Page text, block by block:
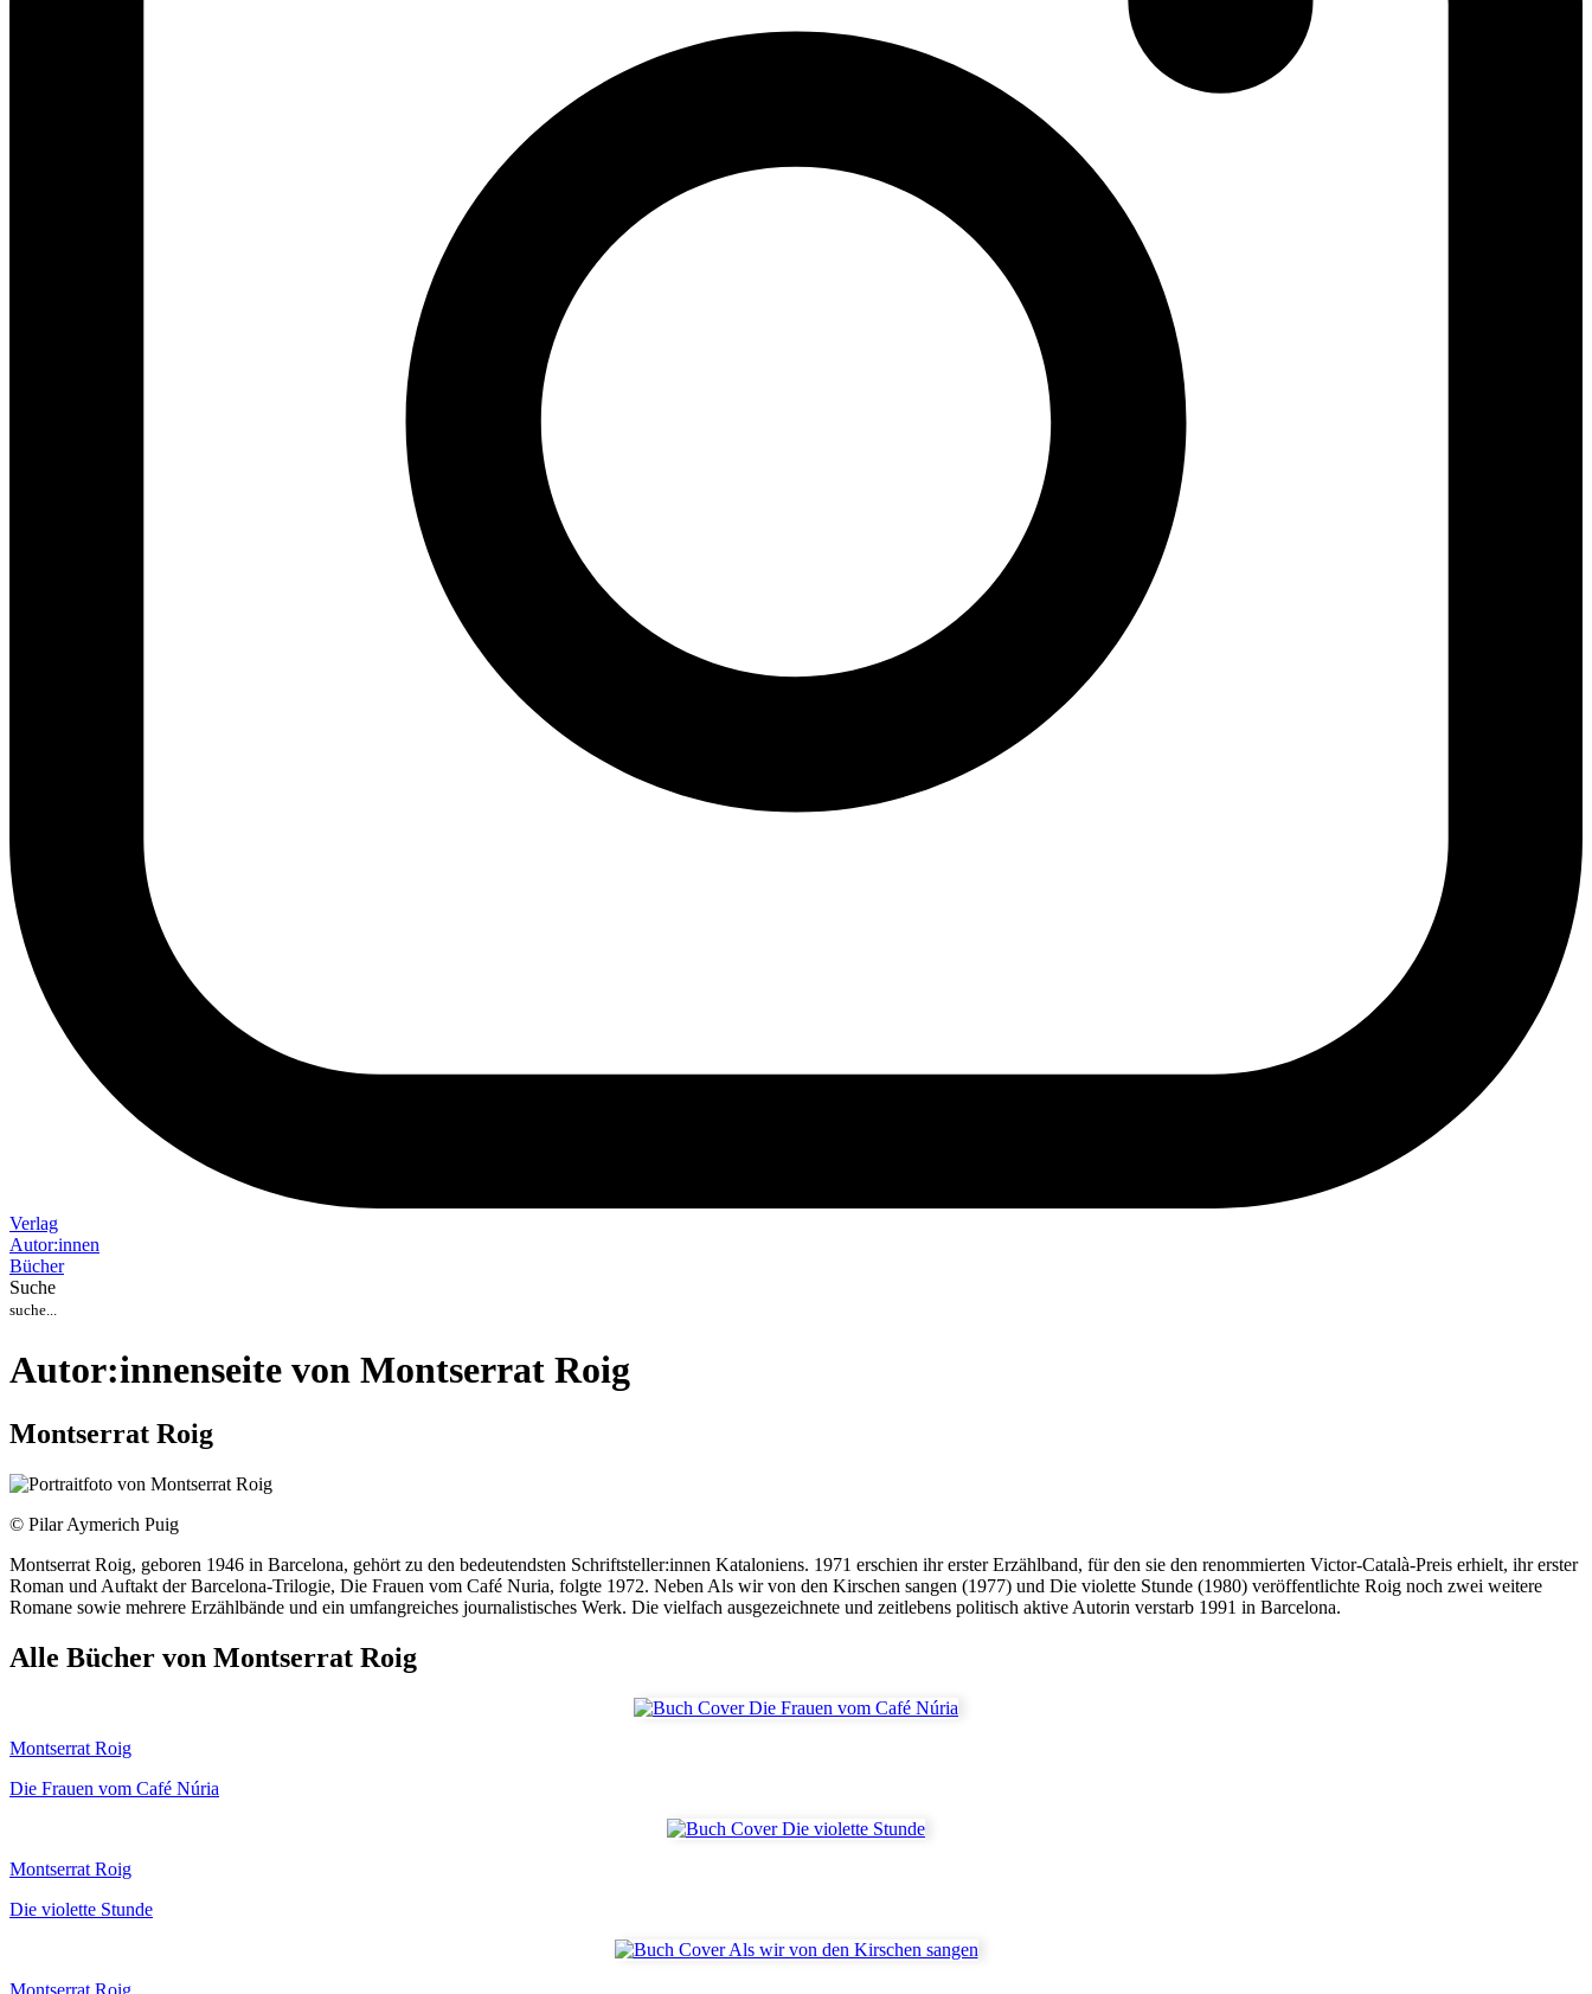
Verlag
Autor:innen
Bücher
Suche
Autor:innenseite von Montserrat Roig
Montserrat Roig
© Pilar Aymerich Puig
Montserrat Roig, geboren 1946 in Barcelona, gehört zu den bedeutendsten Schriftsteller:innen Kataloniens. 1971 erschien ihr erster Erzählband, für den sie den renommierten Victor-Català-Preis erhielt, ihr erster
Roman und Auftakt der Barcelona-Trilogie, Die Frauen vom Café Nuria, folgte 1972. Neben Als wir von den Kirschen sangen (1977) und Die violette Stunde (1980) veröffentlichte Roig noch zwei weitere
Romane sowie mehrere Erzählbände und ein umfangreiches journalistisches Werk. Die vielfach ausgezeichnete und zeitlebens politisch aktive Autorin verstarb 1991 in Barcelona.
Alle Bücher von Montserrat Roig
Montserrat Roig
Die Frauen vom Café Núria
Montserrat Roig
Die violette Stunde
Montserrat Roig